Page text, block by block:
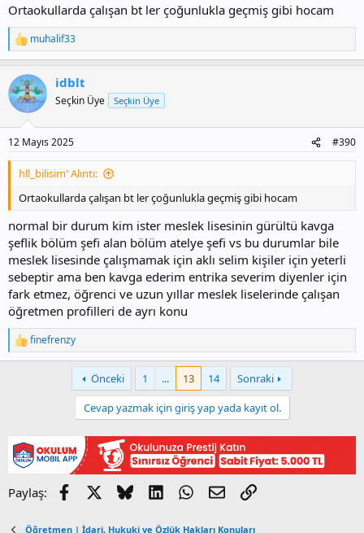
Ortaokullarda çalışan bt ler çoğunlukla geçmiş gibi hocam
T
e
k
i
l
:
muhalif33
idblt
Seçkin Üye Seçkin Üye
12 Mayıs 2025 #390
hll_bilisim' Alıntı:
Ortaokullarda çalışan bt ler çoğunlukla geçmiş gibi hocam
normal bir durum kim ister meslek lisesinin gürültü kavga
şeflik bölüm şefi alan bölüm atelye şefi vs bu durumlar bile
meslek lisesinde çalışmamak için aklı selim kişiler için yeterli
sebeptir ama ben kavga ederim entrika severim diyenler için
fark etmez, öğrenci ve uzun yıllar meslek liselerinde çalışan
öğretmen profilleri de ayrı konu
T
e
:
finefrenzy
Önceki 1 ... 13 14
Sonraki
Cevap yazmak için giriş yap yada kayıt ol.
Paylaş: Facebook BlueskyLinkedInWhatsApp
E-postaLink
Öğretmen | İdari, Hukuki ve Özlük Hakları Konuları